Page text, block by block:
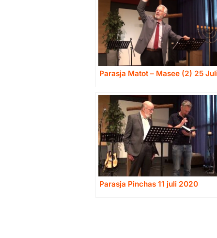
Parasja Matot – Masee (2) 25
Parasja Pinchas 11 juli 2020